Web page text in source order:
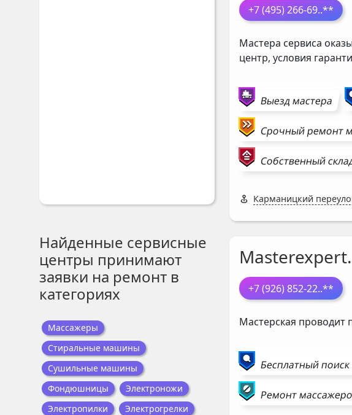
Найденные сервисные
центры принимают
заявки на ремонт в
категориях
Массажеры
Стиральные машины
Сушильные машины
Фондюшницы
Электроножи
Электропилки
Электрогрелки
+7 (495) 266-69..**
Мастера сервиса
центр, условия
Выезд мастера
Срочный ремонт
Собственный
Карманицкий
+7 (926) 852-22..**
Мастерская проводит
Бесплатный
Ремонт